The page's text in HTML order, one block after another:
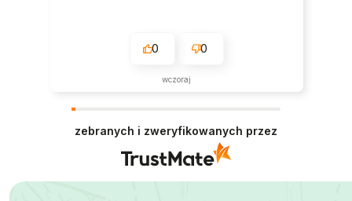
0 0
wczoraj
zebranych i zweryfikowanych przez